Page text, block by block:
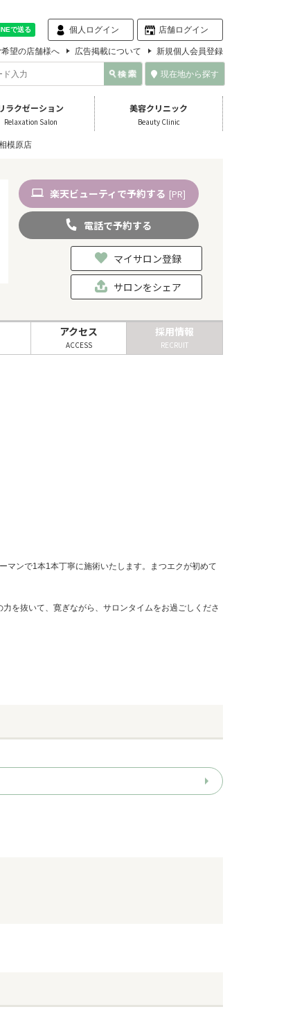
個人ログイン 店舗ログイン
望の店舗様へ 広告掲載について 新規個人会員登録
現在地から探す
ラクゼーション
Relaxation Salon
美容クリニック
Beauty Clinic
模原店
楽天ビューティ で予約する [PR]
電話で予約する
マイサロン登録
サロンをシェア
アクセス
ACCESS
採用情報
RECRUIT
マンで1本1本丁寧に施術いたします。まつエクが初めて
を抜いて、寛ぎながら、サロンタイムをお過ごしくださ